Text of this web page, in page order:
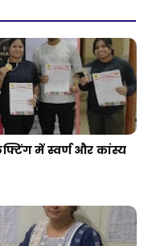
में स्वर्ण और कांस्य